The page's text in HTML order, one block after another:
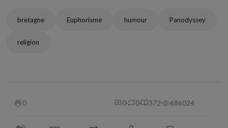
bretagne Euphorisme humour Panodyssey
religion
0 0 0 372 686024